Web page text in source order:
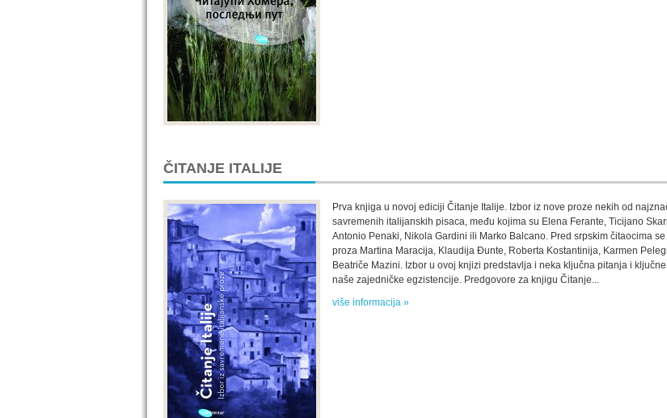
ČITANJE ITALIJE
Prva knjiga u novoj ediciji Čitanje Italije. Izbor iz nove proze nekih od
savremenih italijanskih pisaca, među kojima su Elena Ferante, Ticijano
Antonio Penaki, Nikola Gardini ili Marko Balcano. Pred srpskim čitaocima
proza Martina Maracija, Klaudija Đunte, Roberta Kostantinija, Karmen
Beatriče Mazini. Izbor u ovoj knjizi predstavlja i neka ključna pitanja i
naše zajedničke egzistencije. Predgovore za knjigu Čitanje...
više informacija »